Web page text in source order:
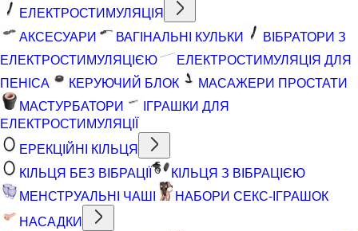
ЕЛЕКТРОСТИМУЛЯЦІЯ
АКСЕСУАРИ
ВАГІНАЛЬНІ КУЛЬКИ
ВІБРАТОРИ З
ЕЛЕКТРОСТИМУЛЯЦІЄЮ
ЕЛЕКТРОСТИМУЛЯЦІЯ ДЛЯ
ПЕНІСА
КЕРУЮЧИЙ БЛОК
МАСАЖЕРИ ПРОСТАТИ
МАСТУРБАТОРИ
ІГРАШКИ ДЛЯ
ЕЛЕКТРОСТИМУЛЯЦІЇ
ЕРЕКЦІЙНІ КІЛЬЦЯ
КІЛЬЦЯ БЕЗ ВІБРАЦІЇ
КІЛЬЦЯ З ВІБРАЦІЄЮ
МЕНСТРУАЛЬНІ ЧАШІ
НАБОРИ СЕКС-ІГРАШОК
НАСАДКИ